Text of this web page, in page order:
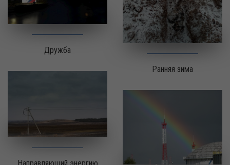
Дружба
Ранняя зима